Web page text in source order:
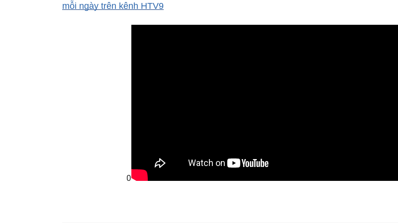
mỗi ngày trên kênh HTV9
0